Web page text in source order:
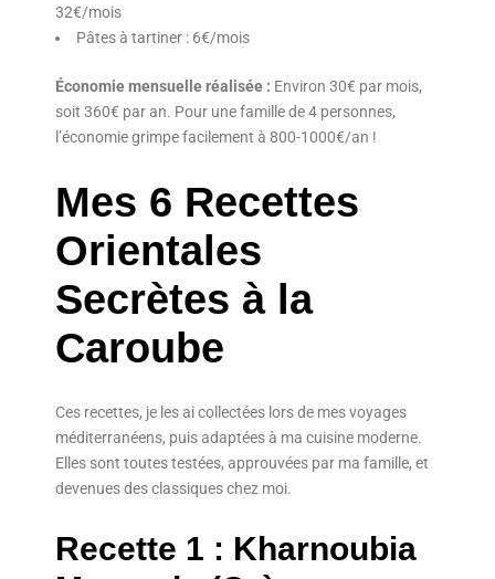
32€/mois
Pâtes à tartiner : 6€/mois
Économie mensuelle réalisée : Environ 30€ par mois,
soit 360€ par an. Pour une famille de 4 personnes,
l’économie grimpe facilement à 800-1000€/an !
Mes 6 Recettes
Orientales
Secrètes à la
Caroube
Ces recettes, je les ai collectées lors de mes voyages
méditerranéens, puis adaptées à ma cuisine moderne.
Elles sont toutes testées, approuvées par ma famille, et
devenues des classiques chez moi.
Recette 1 : Kharnoubia